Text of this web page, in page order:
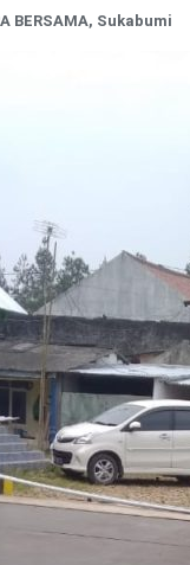
BERSAMA, Sukabumi